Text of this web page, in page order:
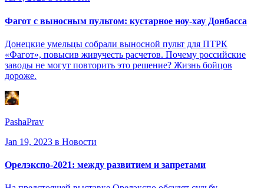
Фагот с выносным пультом: кустарное ноу-хау Донбасса
Донецкие умельцы собрали выносной пульт для ПТРК
«Фагот», повысив живучесть расчетов. Почему российские
заводы не могут повторить это решение? Жизнь бойцов
дороже.
PashaPrav
Jan 19, 2023 в Новости
Орелэкспо-2021: между развитием и запретами